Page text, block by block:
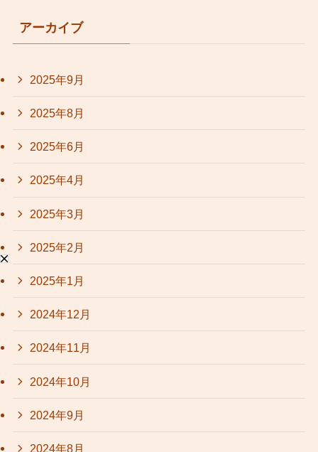
アーカイブ
2025年9月
2025年8月
2025年6月
2025年4月
2025年3月
2025年2月
2025年1月
2024年12月
2024年11月
2024年10月
2024年9月
2024年8月